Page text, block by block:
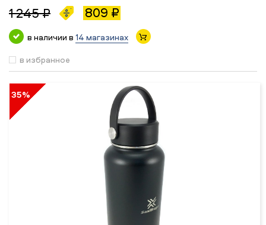
1 245 ₽ 809 ₽
в наличии в 14 магазинах
в избранное
35%